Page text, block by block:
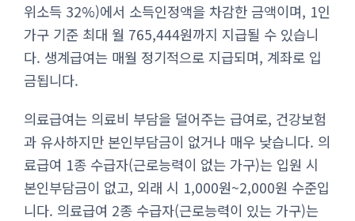
위소득 32%)에서 소득인정액을 차감한 금액이며, 1인
가구 기준 최대 월 765,444원까지 지급될 수 있습니
다. 생계급여는 매월 정기적으로 지급되며, 계좌로 입
금됩니다.
의료급여는 의료비 부담을 덜어주는 급여로, 건강보험
과 유사하지만 본인부담금이 없거나 매우 낮습니다. 의
료급여 1종 수급자(근로능력이 없는 가구)는 입원 시
본인부담금이 없고, 외래 시 1,000원~2,000원 수준입
니다. 의료급여 2종 수급자(근로능력이 있는 가구)는